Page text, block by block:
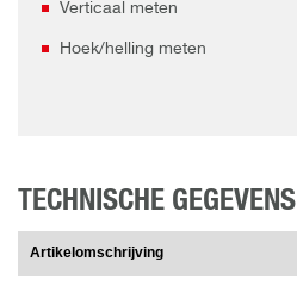
Verticaal meten
Hoek/helling meten
TECHNISCHE GEGEVENS
Artikelomschrijving